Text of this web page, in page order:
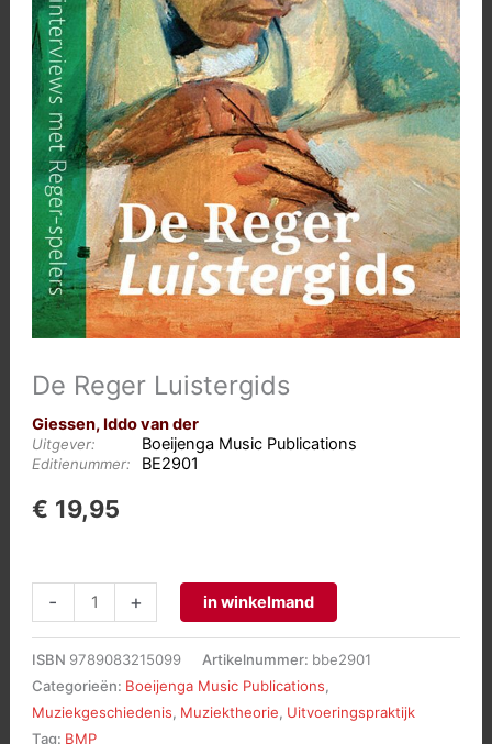
De Reger Luistergids
Giessen, Iddo van der
Uitgever: Boeijenga Music Publications
Editienummer: BE2901
€ 19,95
-
Reger
+ in winkelmand
ISBN 9789083215099 Artikelnummer: bbe2901
Categorieën: Boeijenga Music Publications,
Muziekgeschiedenis, Muziektheorie, Uitvoeringspraktijk
Tag: BMP